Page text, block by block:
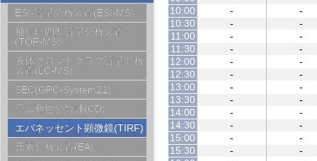
ESI-質量分析装置(ESI-MS)
飛行時間型質量分析装置
(TOF-MS)
液体クロマトグラフ質量分析
装置(LC-MS)
SEC(GPC-System21)
円二色性分散計(CD)
エバネッセント顕微鏡(TIRF)
元素分析装置(EA)
10:00
-
-
10:30
-
-
11:00
-
-
11:30
-
-
12:00
-
-
12:30
-
-
13:00
-
-
13:30
-
-
14:00
-
-
14:30
-
-
15:00
-
-
15:30
-
-